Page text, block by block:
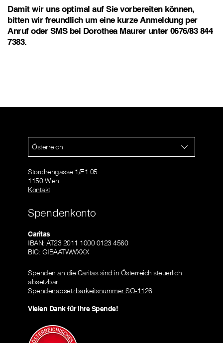
Damit wir uns optimal auf Sie vorbereiten können,
bitten wir freundlich um eine kurze Anmeldung per
Anruf oder SMS bei Dorothea Maurer unter 0676/83 844
7383.
Österreich
Storchengasse 1/E1 05
1150 Wien
Kontakt
Spendenkonto
Caritas
IBAN: AT23 2011 1000 0123 4560
BIC: GIBAATWWXXX
Spenden an die Caritas sind in Österreich steuerlich
absetzbar.
Spendenabsetzbarkeitsnummer SO-1126
Vielen Dank für Ihre Spende!